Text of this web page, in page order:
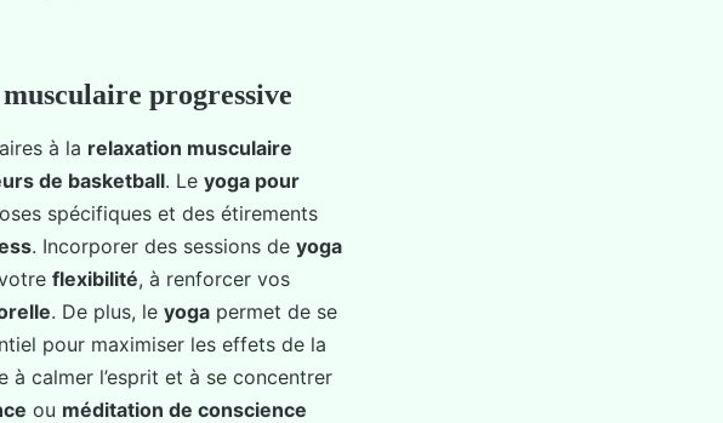
progressive
à la relaxation musculaire
de basketball. Le yoga pour
spécifiques et des étirements
. Incorporer des sessions de yoga
flexibilité, à renforcer vos
. De plus, le yoga permet de se
pour maximiser les effets de la
à calmer l’esprit et à se concentrer
ou méditation de conscience